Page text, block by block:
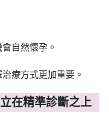
自然懷孕。
療方式更加重要。
在精準診斷之上